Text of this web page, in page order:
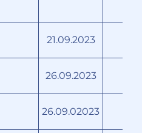
21.09.2023
26.09.2023
26.09.02023